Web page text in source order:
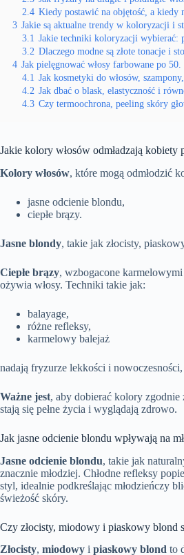
2.4 Kiedy postawić na objętość, a kiedy
3 Jakie są aktualne trendy w koloryzacji i
3.1 Jakie techniki koloryzacji wybierać:
3.2 Dlaczego modne są złote tonacje i
4 Jak pielęgnować włosy farbowane po
4.1 Jak kosmetyki do włosów,
4.2 Jak dbać o blask, elastyczność i
4.3 Czy termoochrona, peeling skóry
Jakie kolory włosów odmładzają kobiety
Kolory włosów, które mogą odmłodzić
jasne odcienie blondu,
ciepłe brązy.
Jasne blondy, takie jak złocisty,
Ciepłe brązy, wzbogacone
ożywia włosy. Techniki takie jak:
balayage,
różne refleksy,
karmelowy balejaż
nadają fryzurze lekkości i
Ważne jest, aby dobierać kolory
stają się pełne życia i wyglądają zdrowo.
Jak jasne odcienie blondu wpływają na
Jasne odcienie blondu, takie jak
znacznie młodziej. Chłodne refleksy
styl, idealnie podkreślając młodzieńczy
świeżość skóry.
Czy złocisty, miodowy i piaskowy blond
Złocisty, miodowy i piaskowy blond to